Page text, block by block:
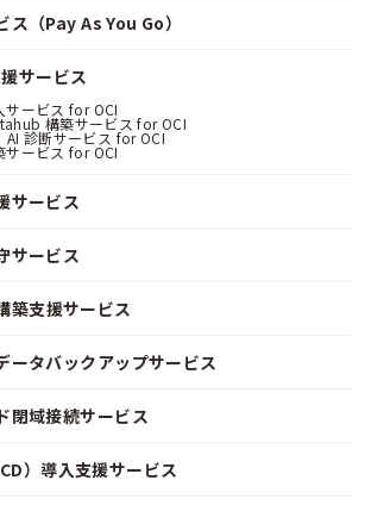
ス（Pay As You Go）
サービス
サービス for OCI
構築サービス for OCI
AI 診断サービス for OCI
サービス for OCI
サービス
サービス
築支援サービス
ータバックアップサービス
閉域接続サービス
）導入支援サービス